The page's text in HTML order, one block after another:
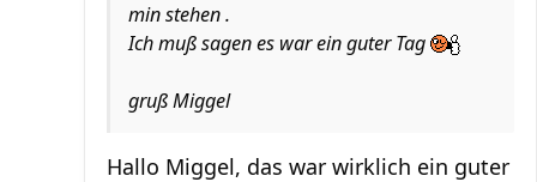
min stehen .
Ich muß sagen es war ein guter Tag
gruß Miggel
Hallo Miggel, das war wirklich ein guter